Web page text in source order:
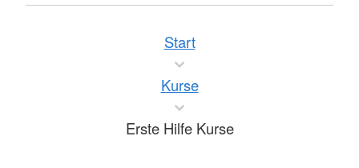
Start
Kurse
Erste Hilfe Kurse